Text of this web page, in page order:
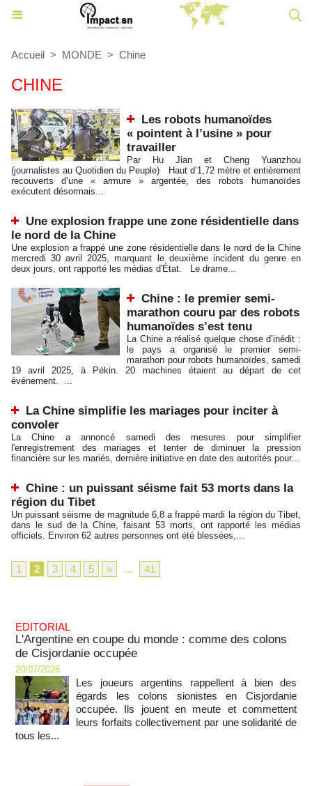
Accueil > MONDE > Chine
CHINE
Les robots humanoïdes
« pointent à l’usine » pour
travailler
Par Hu Jian et Cheng Yuanzhou
(journalistes au Quotidien du Peuple) Haut d’1,72 mètre et entièrement
recouverts d’une « armure » argentée, des robots humanoïdes
exécutent désormais...
Une explosion frappe une zone résidentielle dans
le nord de la Chine
Une explosion a frappé une zone résidentielle dans le nord de la Chine
mercredi 30 avril 2025, marquant le deuxième incident du genre en
deux jours, ont rapporté les médias d'État. Le drame...
Chine : le premier semi-
marathon couru par des robots
humanoïdes s’est tenu
La Chine a réalisé quelque chose d’inédit :
le pays a organisé le premier semi-
marathon pour robots humanoïdes, samedi
19 avril 2025, à Pékin. 20 machines étaient au départ de cet
événement. ...
La Chine simplifie les mariages pour inciter à
convoler
La Chine a annoncé samedi des mesures pour simplifier
l'enregistrement des mariages et tenter de diminuer la pression
financière sur les mariés, dernière initiative en date des autorités pour...
Chine : un puissant séisme fait 53 morts dans la
région du Tibet
Un puissant séisme de magnitude 6,8 a frappé mardi la région du Tibet,
dans le sud de la Chine, faisant 53 morts, ont rapporté les médias
officiels. Environ 62 autres personnes ont été blessées,...
1 2 3 4 5 » ... 41
EDITORIAL
L'Argentine en coupe du monde : comme des colons
de Cisjordanie occupée
20/07/2026
Les joueurs argentins rappellent à bien des
égards les colons sionistes en Cisjordanie
occupée. Ils jouent en meute et commettent
leurs forfaits collectivement par une solidarité de
tous les...